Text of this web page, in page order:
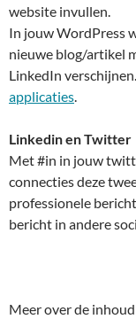
website invullen.
In jouw WordPress
nieuwe blog/artikel
LinkedIn
applicaties.
Linkedin en Twitter
Met #in in jouw
connecties deze
professionele
bericht in andere
Meer over de